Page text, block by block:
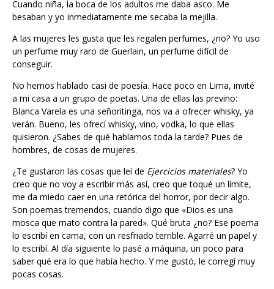
Cuando niña, la boca de los adultos me daba asco. Me
besaban y yo inmediatamente me secaba la mejilla.
A las mujeres les gusta que les regalen perfumes, ¿no? Yo uso
un perfume muy raro de Guerlain, un perfume difícil de
conseguir.
No hemos hablado casi de poesía. Hace poco en Lima, invité
a mi casa a un grupo de poetas. Una de ellas las previno:
Blanca Varela es una señoritinga, nos va a ofrecer whisky, ya
verán. Bueno, les ofrecí whisky, vino, vodka, lo que ellas
quisieron. ¿Sabes de qué hablamos toda la tarde? Pues de
hombres, de cosas de mujeres.
¿Te gustaron las cosas que leí de Ejercicios materiales? Yo
creo que no voy a escribir más así, creo que toqué un límite,
me da miedo caer en una retórica del horror, por decir algo.
Son poemas tremendos, cuando digo que «Dios es una
mosca que mato contra la pared». Qué bruta ¿no? Ese poema
lo escribí en cama, con un resfriado terrible. Agarré un papel y
lo escribí. Al día siguiente lo pasé a máquina, un poco para
saber qué era lo que había hecho. Y me gustó, le corregí muy
pocas cosas.